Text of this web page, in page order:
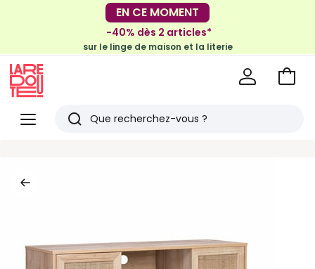
-30€ tous les 100€*
sur le meuble & la déco
EN CE MOMENT
-40% dès 2 articles*
sur le linge de maison et la literie
Menu
Redoute
Rechercher
Voir